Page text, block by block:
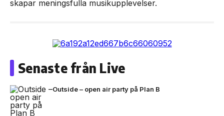
skapar meningsfulla musikupplevelser.
Senaste från Live
Outside – open air party på Plan B